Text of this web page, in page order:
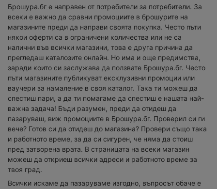
Брошура.бг е направен от потребители за потребители. За
всеки е важно да сравни промоциите в брошурите на
магазините преди да направи своята покупка. Често пъти
някои оферти са в ограничени количества или не са
налични във всички магазини, това е друга причина да
прегледаш каталозите онлайн. Но има и още предимства,
заради които си заслужава да ползвате Брошура.бг. Често
пъти магазините публикуват ексклузивни промоции или
ваучери за намаление в своя каталог. Така ти можеш да
спестиш пари, а да ти помагаме да спестиш е нашата най-
важна задача! Бъди разумен, преди да отидеш да
пазаруваш, виж промоциите в Брошура.бг. Проверил си ги
вече? Готов си да отидеш до магазина? Провери също така
и работното време, за да си сигурен, че няма да стоиш
пред затворена врата. В страницата на всеки магазин
можеш да откриеш всички адреси и работното време за
твоя град.
Всички искаме да пазаруваме изгодно, въпросът обаче е